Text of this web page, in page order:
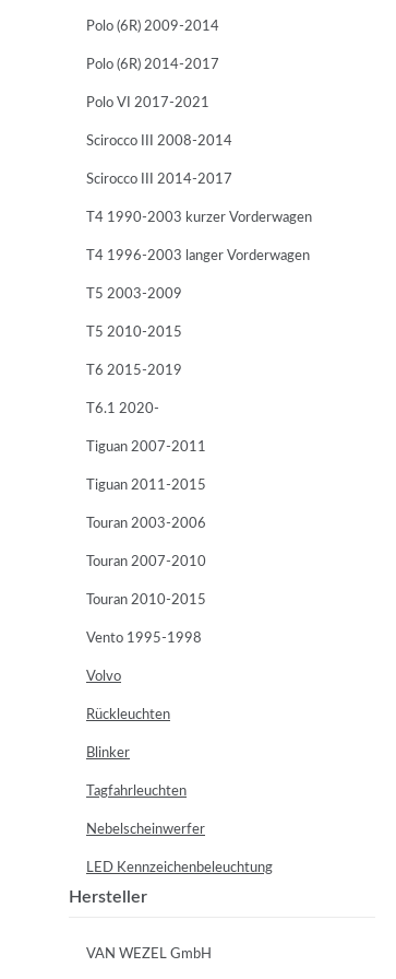
Polo (6R) 2009-2014
Polo (6R) 2014-2017
Polo VI 2017-2021
Scirocco III 2008-2014
Scirocco III 2014-2017
T4 1990-2003 kurzer Vorderwagen
T4 1996-2003 langer Vorderwagen
T5 2003-2009
T5 2010-2015
T6 2015-2019
T6.1 2020-
Tiguan 2007-2011
Tiguan 2011-2015
Touran 2003-2006
Touran 2007-2010
Touran 2010-2015
Vento 1995-1998
Volvo
Rückleuchten
Blinker
Tagfahrleuchten
Nebelscheinwerfer
LED Kennzeichenbeleuchtung
Hersteller
VAN WEZEL GmbH